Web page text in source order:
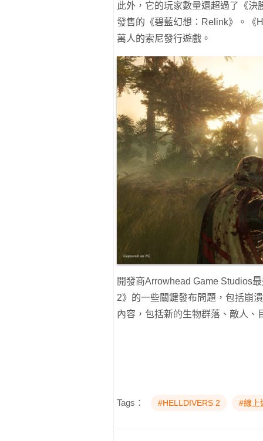
此外，它的玩家數量還超過了《決
發售的《碧藍幻想：Relink》。《
萬人的索尼發行遊戲。
開發商Arrowhead Game Studios
2》的一些關鍵發布問題，包括崩
內容，包括新的生物群落、敵人、
Tags： #HELLDIVERS 2 #線上